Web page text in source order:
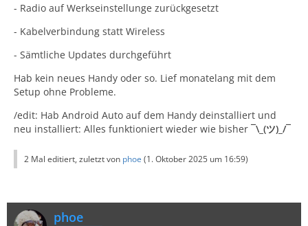
- Radio auf Werkseinstellunge zurückgesetzt
- Kabelverbindung statt Wireless
- Sämtliche Updates durchgeführt
Hab kein neues Handy oder so. Lief monatelang mit dem
Setup ohne Probleme.
/edit: Hab Android Auto auf dem Handy deinstalliert und
neu installiert: Alles funktioniert wieder wie bisher ¯\_(ツ)_/¯
2 Mal editiert, zuletzt von phoe (1. Oktober 2025 um 16:59)
phoe